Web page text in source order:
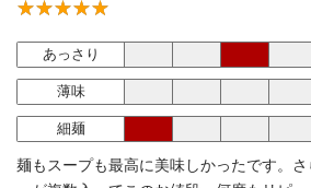
あっさり
薄味
細麺
麺もスープも最高に美味しかったです。